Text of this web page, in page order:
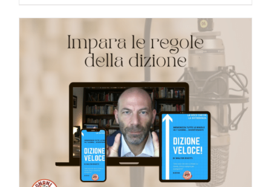
AGGIUNGI AL CARRELLO / DETTAGLI